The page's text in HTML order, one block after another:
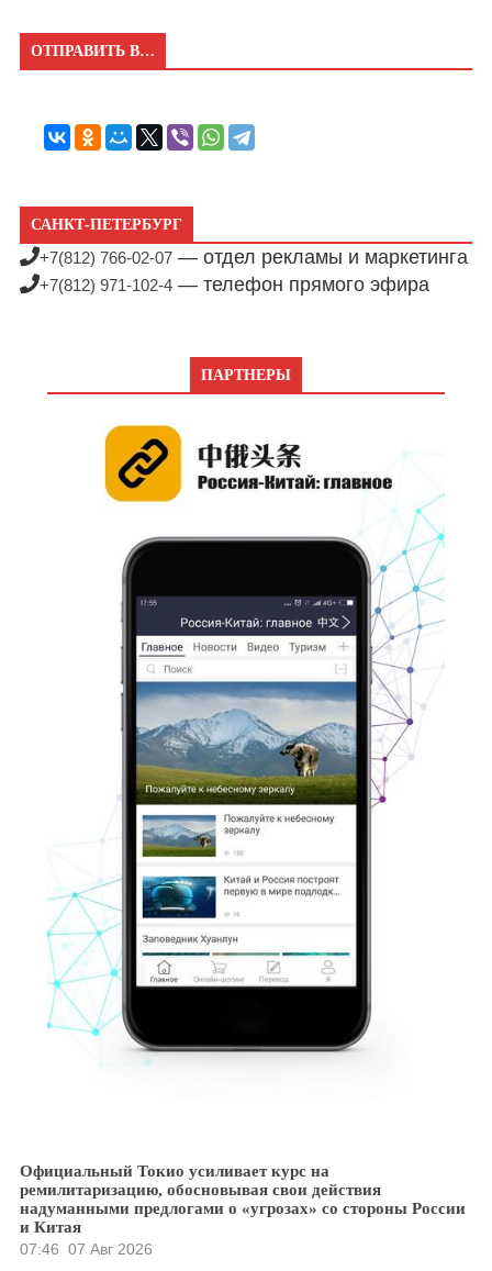
ОТПРАВИТЬ В…
САНКТ-ПЕТЕРБУРГ
+7(812) 766-02-07 — отдел рекламы и маркетинга
+7(812) 971-102-4 — телефон прямого эфира
ПАРТНЕРЫ
Официальный Токио усиливает курс на
ремилитаризацию, обосновывая свои действия
надуманными предлогами о «угрозах» со стороны России
и Китая
07:46 07 Авг 2026